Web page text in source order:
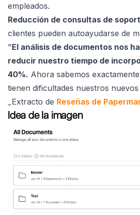
empleados.
Reducción de consultas de
clientes pueden autoayudarse de
"El análisis de documentos nos
reducir nuestro tiempo de
40%. Ahora sabemos
tienen dificultades nuestros
_Extracto de Reseñas de
Idea de la imagen